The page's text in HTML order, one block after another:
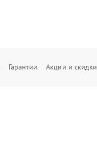
Гарантии Акции и скидки